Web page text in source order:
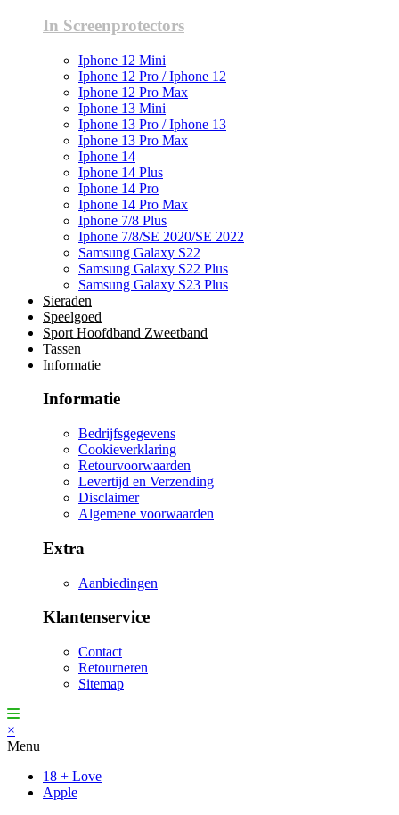
In Screenprotectors
Iphone 12 Mini
Iphone 12 Pro / Iphone 12
Iphone 12 Pro Max
Iphone 13 Mini
Iphone 13 Pro / Iphone 13
Iphone 13 Pro Max
Iphone 14
Iphone 14 Plus
Iphone 14 Pro
Iphone 14 Pro Max
Iphone 7/8 Plus
Iphone 7/8/SE 2020/SE 2022
Samsung Galaxy S22
Samsung Galaxy S22 Plus
Samsung Galaxy S23 Plus
Sieraden
Speelgoed
Sport Hoofdband Zweetband
Tassen
Informatie
Informatie
Bedrijfsgegevens
Cookieverklaring
Retourvoorwaarden
Levertijd en Verzending
Disclaimer
Algemene voorwaarden
Extra
Aanbiedingen
Klantenservice
Contact
Retourneren
Sitemap
×
Menu
18 + Love
Apple